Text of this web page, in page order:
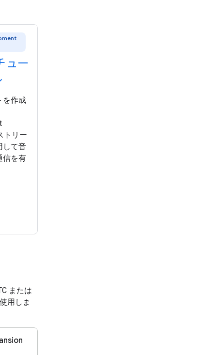
ュー
を作成
トリー
して音
信を有
または
用しま